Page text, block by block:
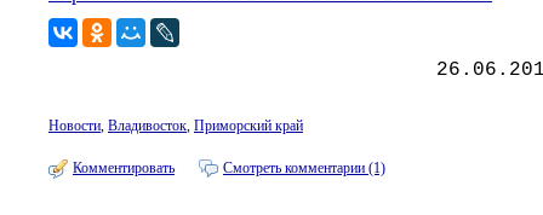
Новости, Владивосток, Приморский край
Комментировать Смотреть комментарии (1)